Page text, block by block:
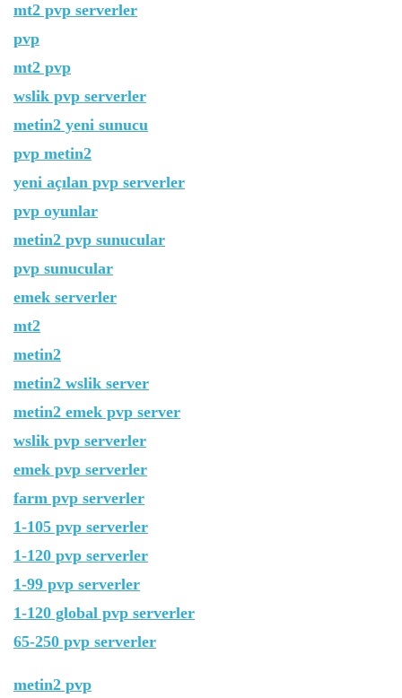
mt2 pvp serverler
pvp
mt2 pvp
wslik pvp serverler
metin2 yeni sunucu
pvp metin2
yeni açılan pvp serverler
pvp oyunlar
metin2 pvp sunucular
pvp sunucular
emek serverler
mt2
metin2
metin2 wslik server
metin2 emek pvp server
wslik pvp serverler
emek pvp serverler
farm pvp serverler
1-105 pvp serverler
1-120 pvp serverler
1-99 pvp serverler
1-120 global pvp serverler
65-250 pvp serverler
metin2 pvp